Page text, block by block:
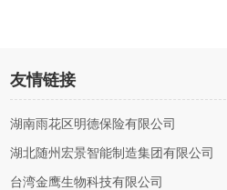
友情链接
湖南雨花区明德保险有限公司
湖北随州宏景智能制造集团有限公司
台湾金鹰生物科技有限公司